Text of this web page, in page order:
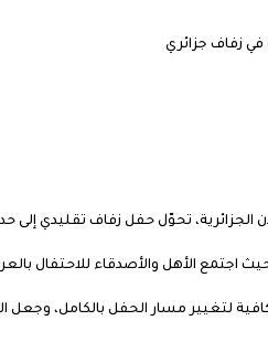
زفاف جزائري
الجزائرية، تحوّل حفل زفاف تقليدي
حيث اجتمع الأهل والأصدقاء للاحتفال
لتغيير مسار الحفل بالكامل، وجعل